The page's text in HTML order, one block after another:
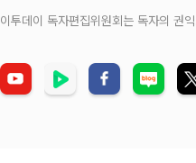
이투데이 독자편집위원회는 독자의 권